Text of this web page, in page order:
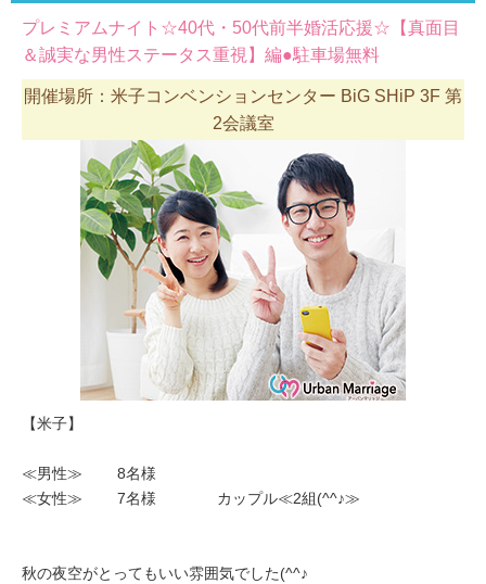
プレミアムナイト☆40代・50代前半婚活応援☆【真面目
＆誠実な男性ステータス重視】編●駐車場無料
開催場所：米子コンベンションセンター BiG SHiP 3F 第
2会議室
【米子】
≪男性≫ 8名様
≪女性≫ 7名様 カップル≪2組(^^♪≫
秋の夜空がとってもいい雰囲気でした(^^♪